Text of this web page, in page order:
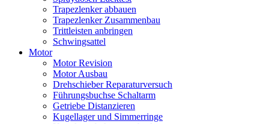
Trapezlenker abbauen
Trapezlenker Zusammenbau
Trittleisten anbringen
Schwingsattel
Motor
Motor Revision
Motor Ausbau
Drehschieber Reparaturversuch
Führungsbuchse Schaltarm
Getriebe Distanzieren
Kugellager und Simmerringe